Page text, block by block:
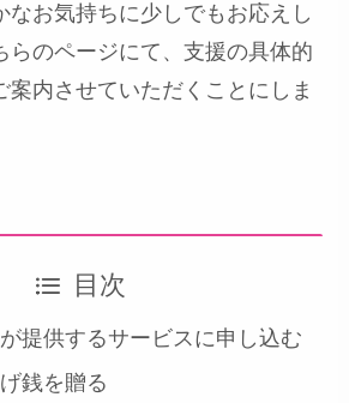
なお気持ちに少しでもお応えし
らのページにて、支援の具体的
案内させていただくことにしま
目次
提供するサービスに申し込む
銭を贈る